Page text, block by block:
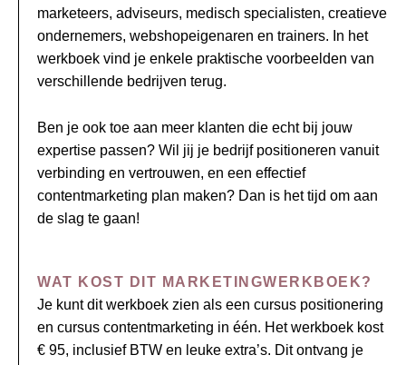
marketeers, adviseurs, medisch specialisten, creatieve
ondernemers, webshopeigenaren en trainers. In het
werkboek vind je enkele praktische voorbeelden van
verschillende bedrijven terug.
Ben je ook toe aan meer klanten die echt bij jouw
expertise passen? Wil jij je bedrijf positioneren vanuit
verbinding en vertrouwen, en een effectief
contentmarketing plan maken? Dan is het tijd om aan
de slag te gaan!
WAT KOST DIT MARKETINGWERKBOEK?
Je kunt dit werkboek zien als een cursus positionering
en cursus contentmarketing in één. Het werkboek kost
€ 95, inclusief BTW en leuke extra’s. Dit ontvang je